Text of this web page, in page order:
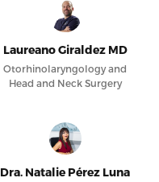
Laureano Giraldez MD
Otorhinolaryngology and
Head and Neck Surgery
Dra. Natalie Pérez Luna